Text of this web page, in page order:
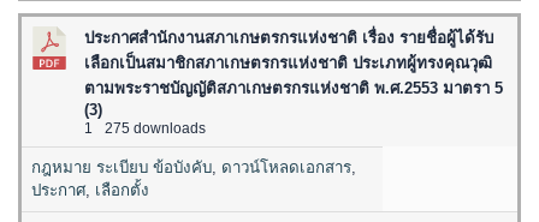
ประกาศสำนักงานสภาเกษตรกรแห่งชาติ เรื่อง รายชื่อผู้ได้รับ
เลือกเป็นสมาชิกสภาเกษตรกรแห่งชาติ ประเภทผู้ทรงคุณวุฒิ
ตามพระราชบัญญัติสภาเกษตรกรแห่งชาติ พ.ศ.2553 มาตรา 5
(3)
1 275 downloads
กฎหมาย ระเบียบ ข้อบังคับ, ดาวน์โหลดเอกสาร,
ประกาศ, เลือกตั้ง